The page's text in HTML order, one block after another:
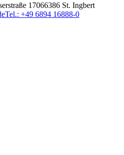
17066386 St. Ingbert
Tel.: +49 6894 16888-0